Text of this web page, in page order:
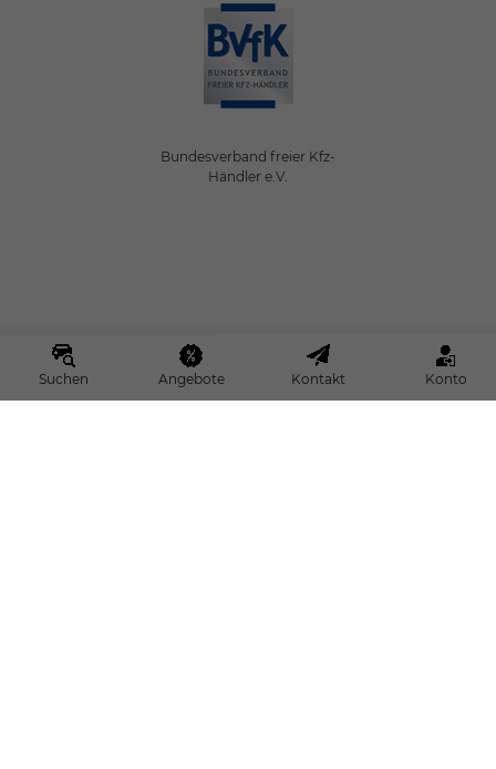
Suchen Angebote Kontakt Konto
Bundesverband freier Kfz-
Händler e.V.